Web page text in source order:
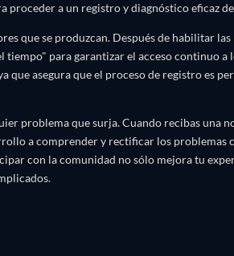
proceder a un registro y diagnóstico eficaz
que se produzcan. Después de habilitar
tiempo" para garantizar el acceso continuo a
que asegura que el proceso de registro es
problema que surja. Cuando recibas una
a comprender y rectificar los problemas
con la comunidad no sólo mejora tu